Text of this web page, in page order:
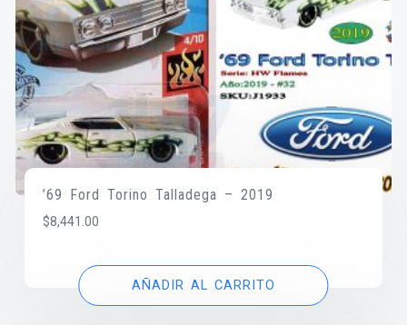
’69 Ford Torino Talladega – 2019
$8,441.00
AÑADIR AL CARRITO